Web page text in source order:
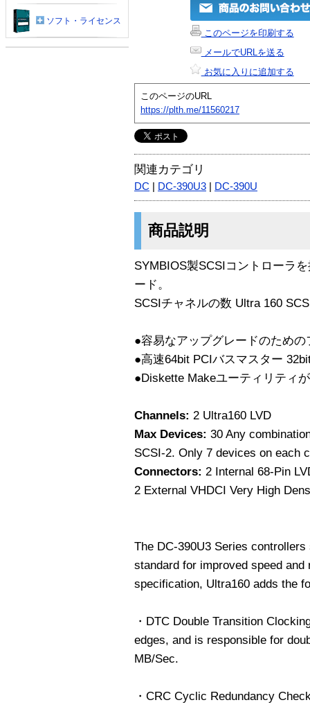
このページを印刷する
メールでURLを送る
お気に入りに追加する
このページのURL
https://plth.me/11560217
関連カテゴリ
DC DC-390U3 DC-390U
商品説明
SYMBIOS製SCSIコントローラ
ード。
SCSIチャネルの数 Ultra 160
●容易なアップグレードのための
●高速64bit PCIバスマスター
●Diskette Makeユーティリティ
Channels: 2 Ultra160 LVD
Max Devices: 30 Any
SCSI-2. Only 7 devices on each
Connectors: 2 Internal 68-Pin
2 External VHDCI Very High
The DC-390U3 Series
standard for improved speed
specification, Ultra160 adds the
・DTC Double Transition
edges, and is responsible for
MB/Sec.
・CRC Cyclic Redundancy
ソフト・ライセンス